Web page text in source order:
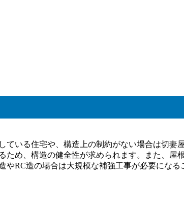
いる住宅や、構造上の制約がない場合は切妻
め、構造の健全性が求められます。また、屋
RC造の場合は大規模な補強工事が必要にな